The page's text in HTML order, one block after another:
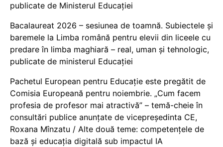
publicate de Ministerul Educației
Bacalaureat 2026 – sesiunea de toamnă. Subiectele și
baremele la Limba română pentru elevii din liceele cu
predare în limba maghiară – real, uman și tehnologic,
publicate de ministerul Educației
Pachetul European pentru Educație este pregătit de
Comisia Europeană pentru noiembrie. „Cum facem
profesia de profesor mai atractivă” – temă-cheie în
consultări publice anunțate de vicepreședinta CE,
Roxana Mînzatu / Alte două teme: competențele de
bază și educația digitală sub impactul IA